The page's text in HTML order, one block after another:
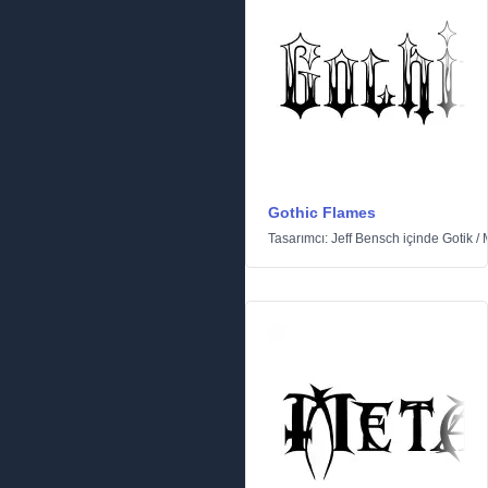
Gothic Flames
Tasarımcı: Jeff Bensch içinde Gotik /